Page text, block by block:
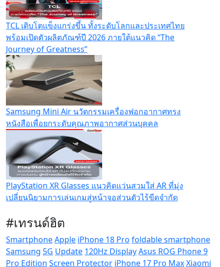
TCL เติบโตแข็งแกร่งขึ้น ทั้งระดับโลกและประเทศไทย
พร้อมเปิดตัวผลิตภัณฑ์ปี 2026 ภายใต้แนวคิด “The
Journey of Greatness”
Samsung Mini Air นวัตกรรมเครื่องฟอกอากาศทรง
หนังสือเพื่อยกระดับคุณภาพอากาศส่วนบุคคล
PlayStation XR Glasses แนวคิดแว่นสวมใส่ AR ที่มุ่ง
เปลี่ยนนิยามการเล่นเกมสู่หน้าจอส่วนตัวไร้ขีดจำกัด
#เทรนด์ฮิต
SmartphoneApple iPhone 18 Pro foldable smartphone
Samsung 5G Update 120Hz DisplayAsus ROG Phone 9
Pro Edition Screen Protector iPhone 17 Pro MaxXiaomi